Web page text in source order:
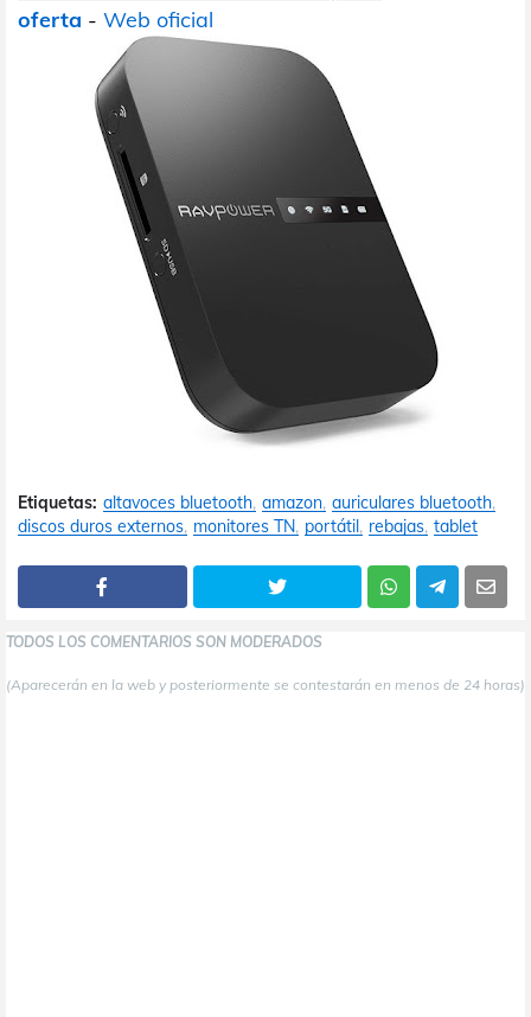
oferta - Web oficial
Etiquetas: altavoces bluetooth amazon auriculares bluetooth
discos duros externos monitores TN portátil rebajas tablet
TODOS LOS COMENTARIOS SON MODERADOS
(Aparecerán en la web y posteriormente se contestarán en menos de 24 horas)